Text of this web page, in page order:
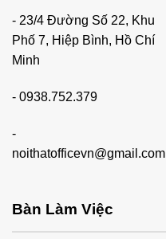
- 23/4 Đường Số 22, Khu
Phố 7, Hiệp Bình, Hồ Chí
Minh
- 0938.752.379
-
noithatofficevn@gmail.com
Bàn Làm Việc